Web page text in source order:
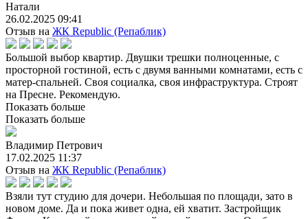
Натали
26.02.2025 09:41
Отзыв на ЖК Republic (Репаблик)
Большой выбор квартир. Двушки трешки полноценные, с
просторной гостиной, есть с двумя ванными комнатами, есть с
матер-спальней. Своя социалка, своя инфраструктура. Строят
на Пресне. Рекомендую.
Показать больше
Показать больше
Владимир Петрович
17.02.2025 11:37
Отзыв на ЖК Republic (Репаблик)
Взяли тут студию для дочери. Небольшая по площади, зато в
новом доме. Да и пока живет одна, ей хватит. Застройщик